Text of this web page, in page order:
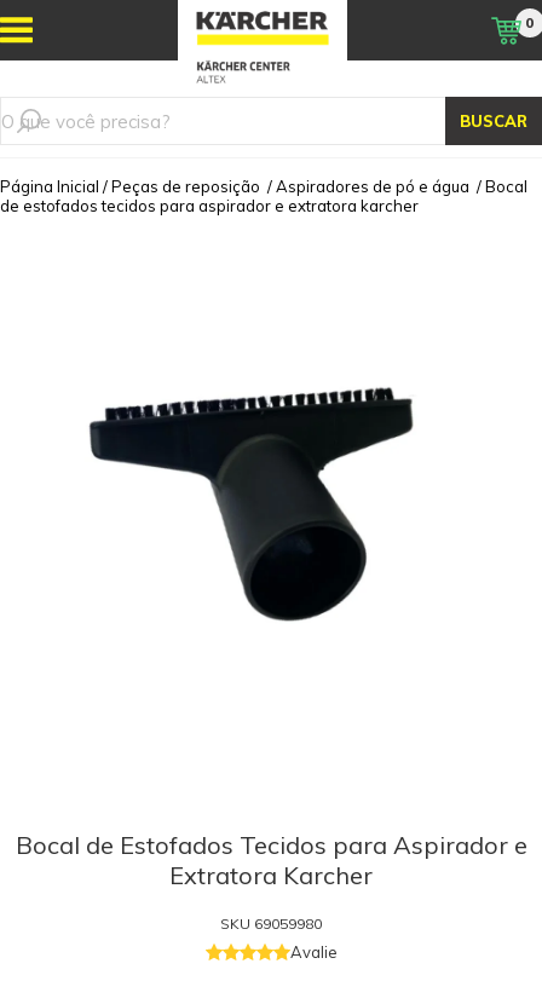
BUSCAR
0
Página Inicial /Peças de reposição /Aspiradores de pó e água /Bocal
de estofados tecidos para aspirador e extratora karcher
Bocal de Estofados Tecidos para Aspirador e
Extratora Karcher
SKU 69059980
Avalie